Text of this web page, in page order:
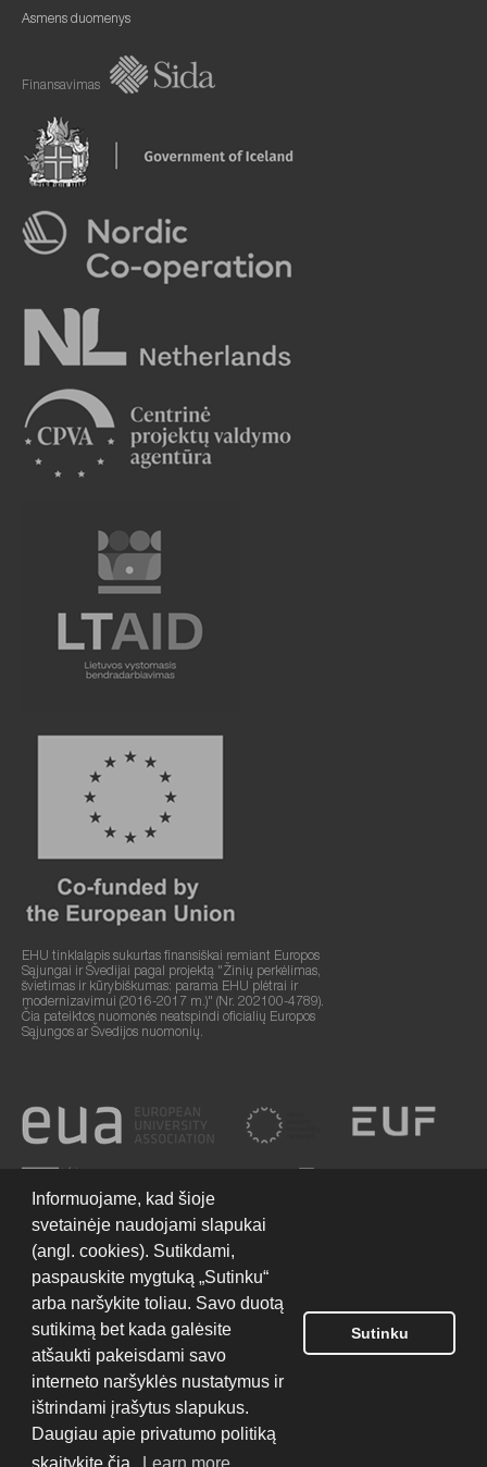
Asmens duomenys
Finansavimas
EHU tinklalapis sukurtas finansiškai remiant Europos
Sąjungai ir Švedijai pagal projektą "Žinių perkėlimas,
švietimas ir kūrybiškumas: parama EHU plėtrai ir
modernizavimui (2016-2017 m.)" (Nr. 202100-4789).
Čia pateiktos nuomonės neatspindi oficialių Europos
Sąjungos ar Švedijos nuomonių.
Svetainės naudojimo sąlygos
Svetainės kūrimas:
Informuojame, kad šioje
svetainėje naudojami slapukai
(angl. cookies). Sutikdami,
paspauskite mygtuką „Sutinku“
arba naršykite toliau. Savo duotą
sutikimą bet kada galėsite
atšaukti pakeisdami savo
interneto naršyklės nustatymus ir
ištrindami įrašytus slapukus.
Daugiau apie privatumo politiką
skaitykite čia.
Learn more
Sutinku